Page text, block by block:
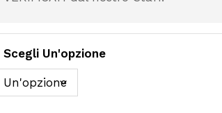
Scegli Un'opzione